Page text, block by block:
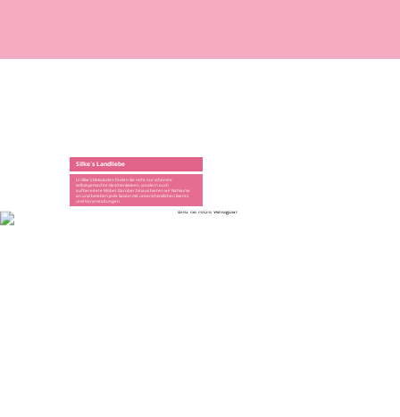
In Silke´s Dekoladen finden Sie nicht nur schönste
selbstgemachte Geschenkideen, sondern auch
aufbereitete Möbel. Darüber hinaus bieten wir Nähkurse
an und beleben jede Saison mit unterschiedlichen Events
und Veranstaltungen.
Silke´s Landliebe